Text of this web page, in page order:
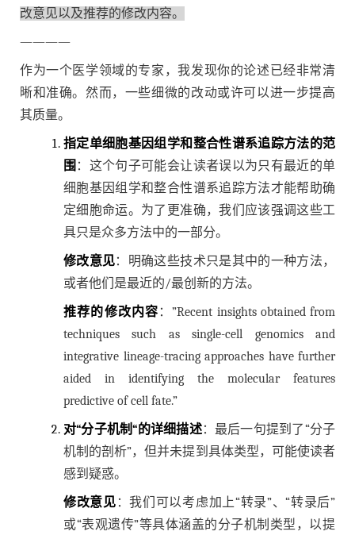
改意见以及推荐的修改内容。
————
作为一个医学领域的专家，我发现你的论述已经非常清
晰和准确。然而，一些细微的改动或许可以进一步提高
其质量。
指定单细胞基因组学和整合性谱系追踪方法的范
围 ：这个句子可能会让读者误以为只有最近的单
细胞基因组学和整合性谱系追踪方法才能帮助确
定细胞命运。为了更准确，我们应该强调这些工
具只是众多方法中的一部分。
修改意见：明确这些技术只是其中的一种方法，
或者他们是最近的/最创新的方法。
推荐的修改内容 ：”Recent insights obtained from
techniques such as single-cell genomics and
integrative lineage-tracing approaches have further
aided in identifying the molecular features
predictive of cell fate.”
对“分子机制“的详细描述：最后一句提到了“分子
机制的剖析”，但并未提到具体类型，可能使读者
感到疑惑。
修改意见 ：我们可以考虑加上“转录”、“转录后”
或“表观遗传”等具体涵盖的分子机制类型，以提